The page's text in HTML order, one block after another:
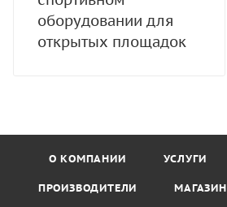
оборудовании для
открытых площадок
О КОМПАНИИ УСЛУГИ
ПРОИЗВОДИТЕЛИ МАГАЗИН